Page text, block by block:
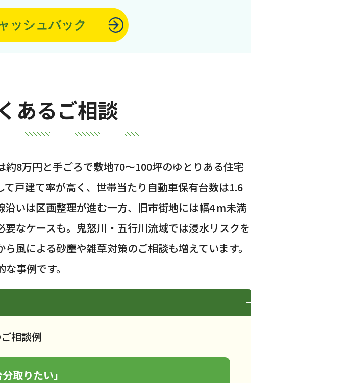
ッシュバック
あるご相談
8万円と手ごろで敷地70～100坪のゆとりある住宅
戸建て率が高く、世帯当たり自動車保有台数は1.6
いは区画整理が進む一方、旧市街地には幅4 m未満
なケースも。鬼怒川・五行川流域では浸水リスクを
風による砂塵や雑草対策のご相談も増えています。
事例です。
相談例
取りたい」